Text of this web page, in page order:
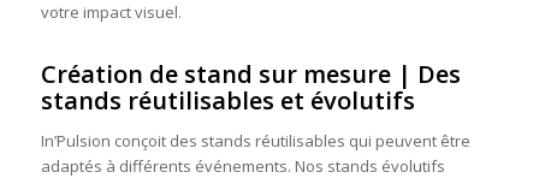
votre impact visuel.
Création de stand sur mesure | Des
stands réutilisables et évolutifs
In’Pulsion conçoit des stands réutilisables qui peuvent être
adaptés à différents événements. Nos stands évolutifs